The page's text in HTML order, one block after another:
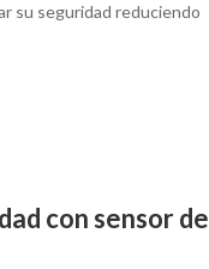
su seguridad reduciendo
con sensor de